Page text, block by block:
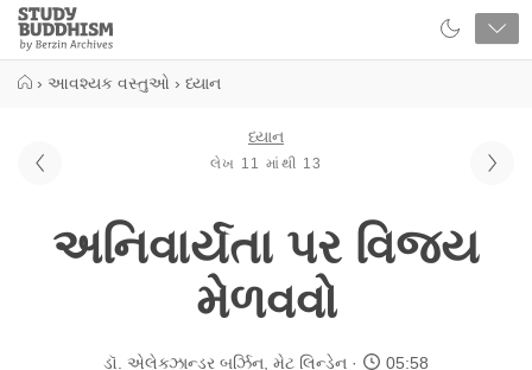
Close
Study
Buddhism
› આવશ્યક વસ્તુઓ › ધ્યાન
ધ્યાન
લેખ 11 માંથી 13
અનિવાર્યતા પર વિજય
મેળવવો
ડૉ. એલેક્ઝાન્ડર બર્ઝિન મેટ લિન્ડેન 05:58